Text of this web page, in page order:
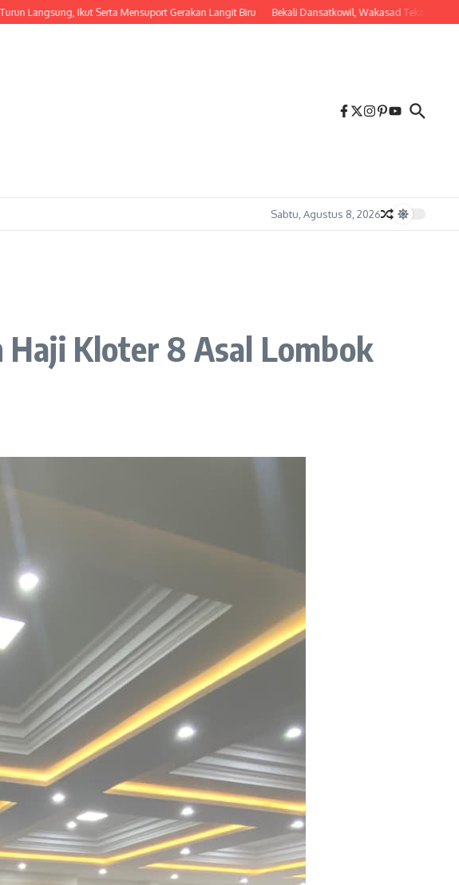
Ikut Serta Mensuport Gerakan Langit Biru Bekali Dansatkowil, Wakasad Tekankan
Sabtu, Agustus 8, 2026
Kloter 8 Asal Lombok